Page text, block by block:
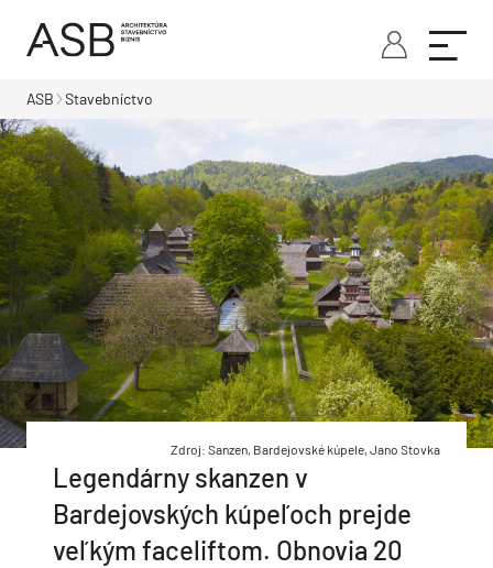
ASB Stavebníctvo
Zdroj: Sanzen, Bardejovské kúpele, Jano Stovka
Legendárny skanzen v
Bardejovských kúpeľoch prejde
veľkým faceliftom. Obnovia 20